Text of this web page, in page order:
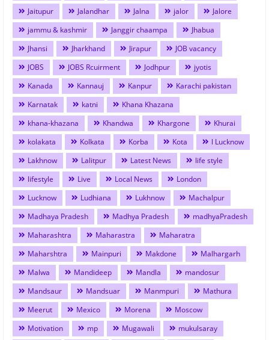
Jaitupur
Jalandhar Jalna jalor
Jalore
jammu & kashmir
Janggir chaampa
Jhabua
Jhansi
Jharkhand Jirapur
JOB vacancy
JOBS
JOBS Rcuirment Jodhpur
jyotis
Kanada
Kannauj Kanpur
Karachi pakistan
Karnatak
katni
Khana Khazana
khana-khazana
Khandwa Khargone
Khurai
kolakata
Kolkata Korba Kota
l Lucknow
Lakhnow
Lalitpur Latest News
life style
lifestyle
Live Local News
London
Lucknow
Ludhiana Lukhnow
Machalpur
Madhaya Pradesh
Madhya Pradesh
madhyaPradesh
Maharashtra
Maharastra
Maharatra
Maharshtra
Mainpuri Makdone
Malhargarh
Malwa
Mandideep Mandla
mandosur
Mandsaur
Mandsuar Manmpuri
Mathura
Meerut
Mexico Morena
Moscow
Motivation
mp Mugawali
mukulsaray